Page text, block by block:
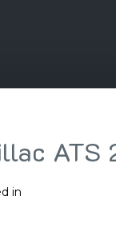
ATS
in